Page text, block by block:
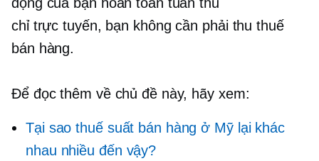
chỉ trực tuyến, bạn không cần phải thu thuế
bán hàng.
Để đọc thêm về chủ đề này, hãy xem:
Tại sao thuế suất bán hàng ở Mỹ lại khác
nhau nhiều đến vậy?